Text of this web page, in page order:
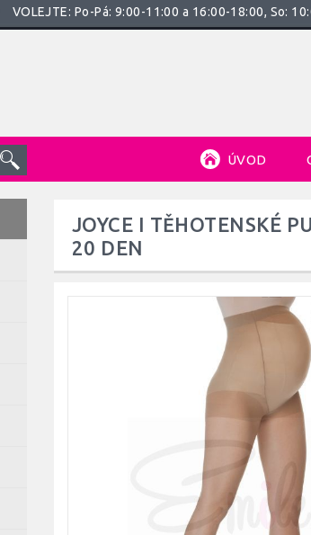
VOLEJTE: Po-Pá: 9:00-11:00 a 16:00-18:00, So:
ÚVOD
JOYCE I TĚHOTENSKÉ
20 DEN